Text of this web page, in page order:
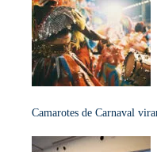
Camarotes de Carnaval